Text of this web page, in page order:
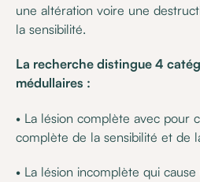
une altération voire une
la sensibilité.
La recherche distingue 4
médullaires :
• La lésion complète avec pour
complète de la sensibilité et de
• La lésion incomplète qui